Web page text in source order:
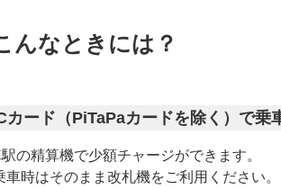
んなときには？
カード（PiTaPaカードを除く）で乗
の精算機で少額チャージができます。
車時はそのまま改札機をご利用ください。